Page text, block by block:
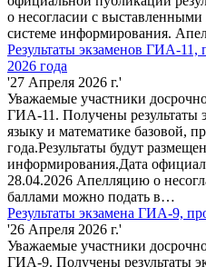
о несогласии с
системе информирования.
Результаты экзаменов ГИА-
2026 года
'27 Апреля 2026 г.'
Уважаемые участники
ГИА-11. Получены результаты
языку и математике базовой,
года.Результаты будут
информирования.Дата
28.04.2026 Апелляцию о
баллами можно подать в…
Результаты экзамена ГИА-9,
'26 Апреля 2026 г.'
Уважаемые участники
ГИА-9. Получены результаты